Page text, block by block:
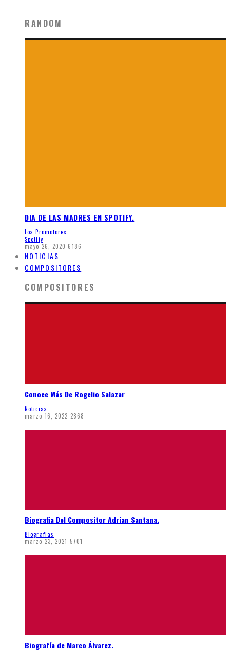
RANDOM
DIA DE LAS MADRES EN SPOTIFY.
Los Promotores
Spotify
mayo 26, 2020 6186
NOTICIAS
COMPOSITORES
COMPOSITORES
Conoce Más De Rogelio Salazar
Noticias
marzo 16, 2022 2868
Biografia Del Compositor Adrian Santana.
Biografias
marzo 23, 2021 5701
Biografía de Marco Álvarez.